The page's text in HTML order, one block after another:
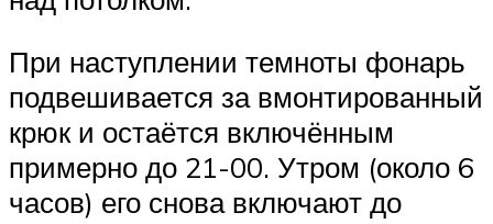
При наступлении темноты фонарь
подвешивается за вмонтированный
крюк и остаётся включённым
примерно до 21-00. Утром (около 6
часов) его снова включают до